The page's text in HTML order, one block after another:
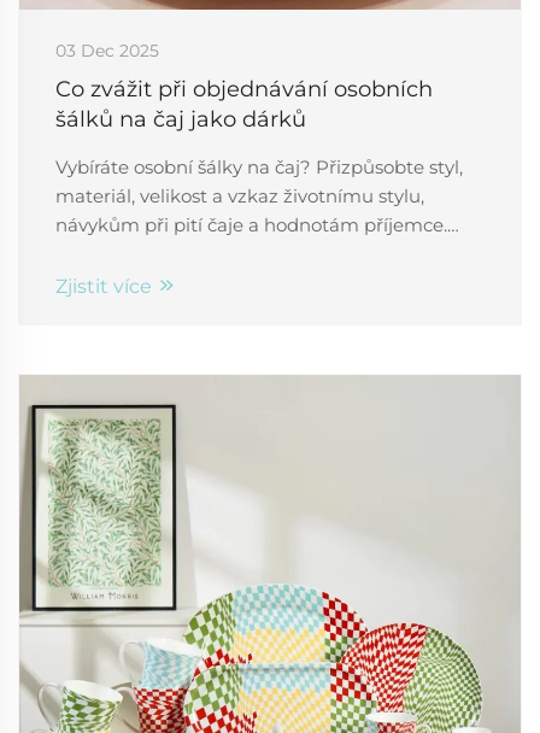
03 Dec 2025
Co zvážit při objednávání osobních
šálků na čaj jako dárků
Vybíráte osobní šálky na čaj? Přizpůsobte styl,
materiál, velikost a vzkaz životnímu stylu,
návykům při pití čaje a hodnotám příjemce.
teď.
Zjistit více